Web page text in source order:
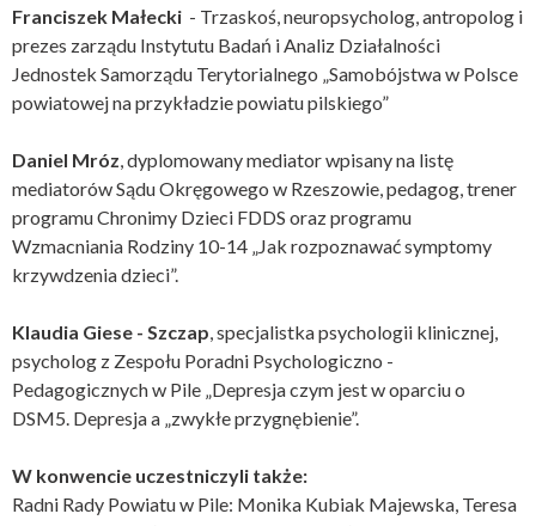
Franciszek Małecki - Trzaskoś, neuropsycholog, antropolog i
prezes zarządu Instytutu Badań i Analiz Działalności
Jednostek Samorządu Terytorialnego „Samobójstwa w Polsce
powiatowej na przykładzie powiatu pilskiego”
Daniel Mróz, dyplomowany mediator wpisany na listę
mediatorów Sądu Okręgowego w Rzeszowie, pedagog, trener
programu Chronimy Dzieci FDDS oraz programu
Wzmacniania Rodziny 10-14 „Jak rozpoznawać symptomy
krzywdzenia dzieci”.
Klaudia Giese - Szczap, specjalistka psychologii klinicznej,
psycholog z Zespołu Poradni Psychologiczno -
Pedagogicznych w Pile „Depresja czym jest w oparciu o
DSM5. Depresja a „zwykłe przygnębienie”.
W konwencie uczestniczyli także:
Radni Rady Powiatu w Pile: Monika Kubiak Majewska, Teresa